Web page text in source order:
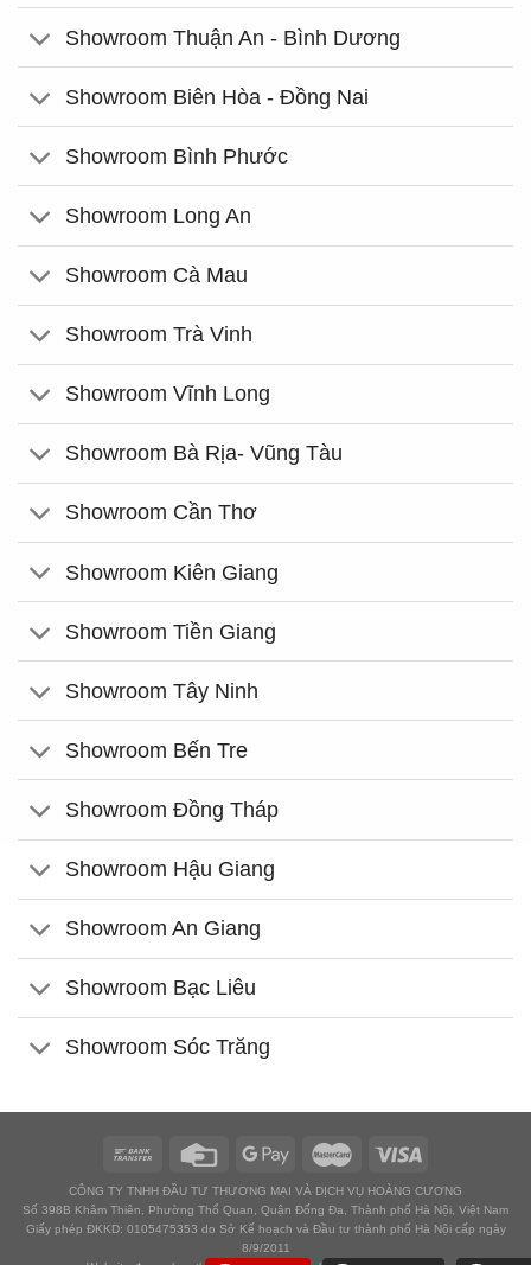
Showroom Thuận An - Bình Dương
Showroom Biên Hòa - Đồng Nai
Showroom Bình Phước
Showroom Long An
Showroom Cà Mau
Showroom Trà Vinh
Showroom Vĩnh Long
Showroom Bà Rịa- Vũng Tàu
Showroom Cần Thơ
Showroom Kiên Giang
Showroom Tiền Giang
Showroom Tây Ninh
Showroom Bến Tre
Showroom Đồng Tháp
Showroom Hậu Giang
Showroom An Giang
Showroom Bạc Liêu
Showroom Sóc Trăng
CÔNG TY TNHH ĐẦU TƯ THƯƠNG MẠI VÀ DỊCH VỤ HOÀNG CƯƠNG
Số 398B Khâm Thiên, Phường Thổ Quan, Quận Đống Đa, Thành phố Hà Nội, Việt Nam
Giấy phép ĐKKD: 0105475353 do Sở Kế hoạch và Đầu tư thành phố Hà Nội cấp ngày
8/9/2011